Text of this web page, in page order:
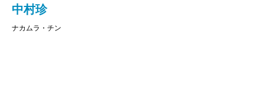
中村珍
ナカムラ・チン